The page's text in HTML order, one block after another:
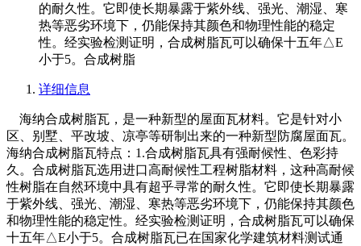
的耐久性。它即使长期暴露于紫外线、强光、潮湿、寒
热等恶劣环境下，仍能保持其颜色和物理性能的稳定
性。经实验检测证明，合成树脂瓦可以确保十五年△E
小于5。合成树脂
详细信息
海纳合成树脂瓦，是一种新型的屋面瓦材料。它是针对小
区、别墅、平改坡、凉亭等研制出来的一种新型防腐屋面瓦。
海纳合成树脂瓦特点：1.合成树脂瓦具有强耐候性、色彩持
久。合成树脂瓦选用进口高耐候性工程树脂材料，这种高耐候
性树脂在自然环境中具有超乎寻常的耐久性。它即使长期暴露
于紫外线、强光、潮湿、寒热等恶劣环境下，仍能保持其颜色
和物理性能的稳定性。经实验检测证明，合成树脂瓦可以确保
十五年△E小于5。合成树脂瓦已在国家化学建筑材料测试通